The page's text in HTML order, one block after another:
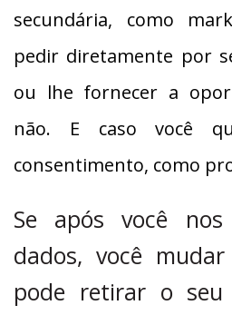
secundária, como
pedir diretamente por
ou lhe fornecer a
não. E caso você
consentimento, como
Se após você
dados, você
pode retirar o seu